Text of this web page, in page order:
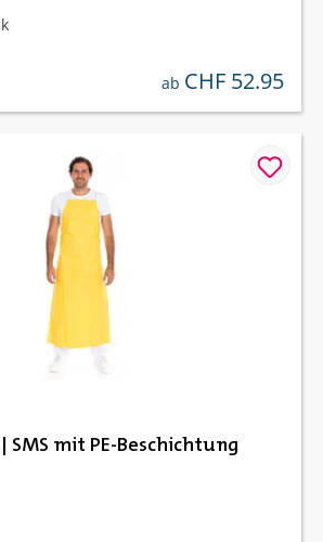
regulärer preis:
ab CHF 52.95
SMS mit PE-Beschichtung